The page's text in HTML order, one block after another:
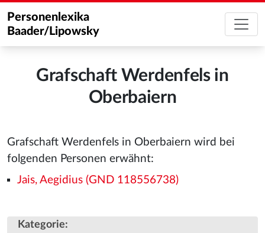
Personenlexika
Baader/Lipowsky
Grafschaft Werdenfels in
Oberbaiern
Grafschaft Werdenfels in Oberbaiern wird bei
folgenden Personen erwähnt:
Jais, Aegidius (GND 118556738)
Kategorie: